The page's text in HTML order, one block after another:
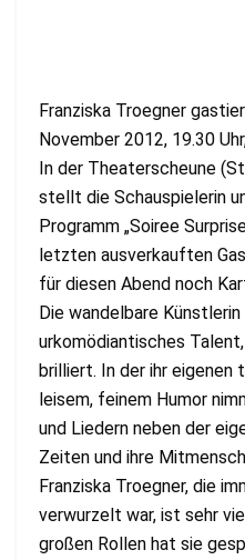
Franziska Troegner
November 2012, 19.30
In der Theaterscheune
stellt die Schauspielerin
Programm „Soiree
letzten ausverkauften
für diesen Abend noch
Die wandelbare
urkomödiantisches
brilliert. In der ihr eigenen
leisem, feinem Humor
und Liedern neben der
Zeiten und ihre
Franziska Troegner, die
verwurzelt war, ist sehr
großen Rollen hat sie